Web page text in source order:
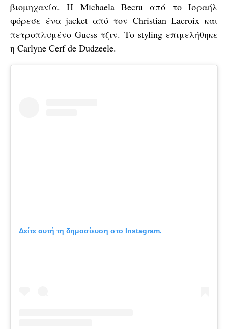
βιομηχανία. Η Michaela Becru από το Ισραήλ
φόρεσε ένα jacket από τον Christian Lacroix και
πετροπλυμένο Guess τζιν. Το styling επιμελήθηκε
η Carlyne Cerf de Dudzeele.
Δείτε αυτή τη δημοσίευση στο Instagram.